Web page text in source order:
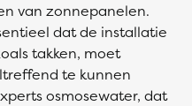
van zonnepanelen.
dat de installatie
takken, moet
te kunnen
osmosewater, dat